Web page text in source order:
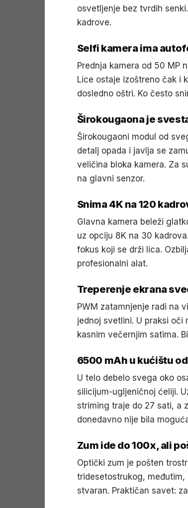
osvetljenje bez tvrdih
kadrove.
Selfi kamera ima
Prednja kamera od 50 MP
Lice ostaje izoštreno čak i
dosledno oštri. Ko često
Širokougaona je
Širokougaoni modul od
detalj opada i javlja se
veličina bloka kamera. Za
na glavni senzor.
Snima 4K na 120
Glavna kamera beleži
uz opciju 8K na 30
fokus koji se drži lica.
profesionalni alat.
Treperenje ekrana
PWM zatamnjenje radi na
jednoj svetlini. U praksi oči
kasnim večernjim satima.
6500 mAh u kućištu
U telo debelo svega oko
silicijum-ugljeničnoj ćeliji.
striming traje do 27 sati, a
donedavno nije bila
Zum ide do 100x, ali
Optički zum je pošten
tridesetostrukog,
stvaran. Praktičan savet: